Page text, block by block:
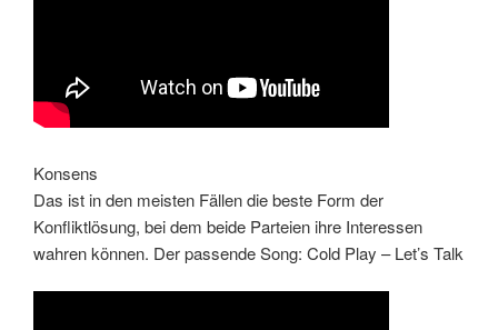
Konsens
Das ist in den meisten Fällen die beste Form der
Konfliktlösung, bei dem beide Parteien ihre Interessen
wahren können. Der passende Song: Cold Play – Let’s Talk